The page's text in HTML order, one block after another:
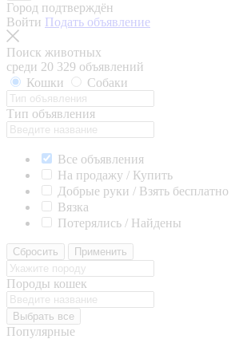
Город подтверждён
Войти Подать объявление
Поиск животных
среди 20 329 объявлений
Кошки
Собаки
Тип объявления
Все объявления
На продажу / Купить
Добрые руки / Взять бесплатно
Вязка
Потерялись / Найдены
Сбросить Применить
Породы кошек
Выбрать все
Популярные